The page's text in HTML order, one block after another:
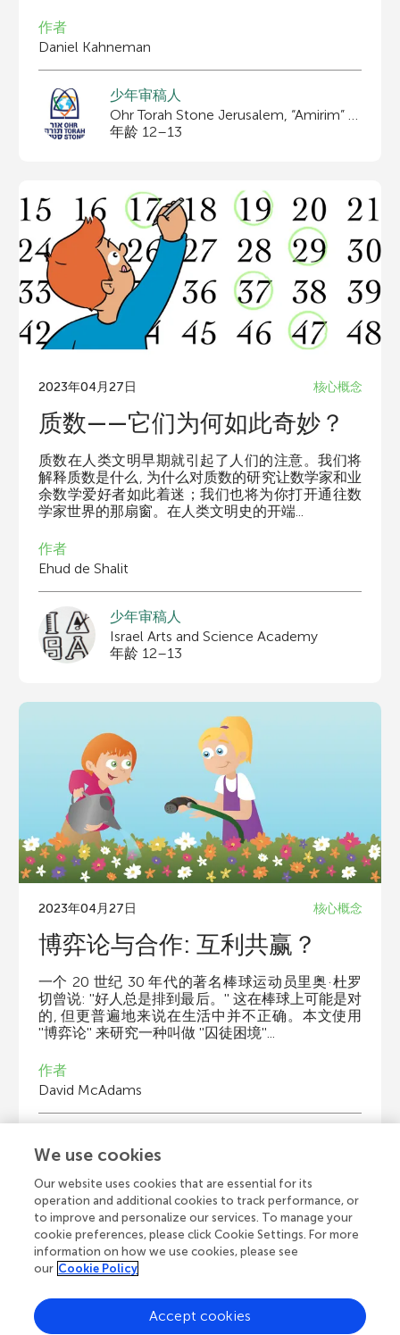
作者
Daniel Kahneman
少年审稿人
Ohr Torah Stone Jerusalem, “Amirim” Program
年龄 12–13
2023年04月27日 核心概念
质数——它们为何如此奇妙？
质数在人类文明早期就引起了人们的注意。我们将
解释质数是什么, 为什么对质数的研究让数学家和业
余数学爱好者如此着迷；我们也将为你打开通往数
学家世界的那扇窗。在人类文明史的开端...
作者
Ehud de Shalit
少年审稿人
Israel Arts and Science Academy
年龄 12–13
2023年04月27日 核心概念
博弈论与合作: 互利共赢？
一个 20 世纪 30 年代的著名棒球运动员里奥·杜罗
切曾说: ''好人总是排到最后。'' 这在棒球上可能是对
的, 但更普遍地来说在生活中并不正确。本文使用
''博弈论'' 来研究一种叫做 ''囚徒困境''...
作者
David McAdams
Katherine Johnson Scholar Sisters
年龄 9–11
We use cookies
Our website uses cookies that are essential for its
operation and additional cookies to track performance, or
to improve and personalize our services. To manage your
cookie preferences, please click Cookie Settings. For more
information on how we use cookies, please see
our Cookie Policy
Accept cookies